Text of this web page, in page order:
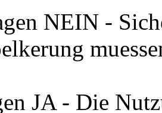
NEIN -
JA - Die